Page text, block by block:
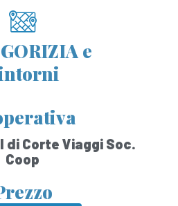
e
di Corte Viaggi Soc.
Coop